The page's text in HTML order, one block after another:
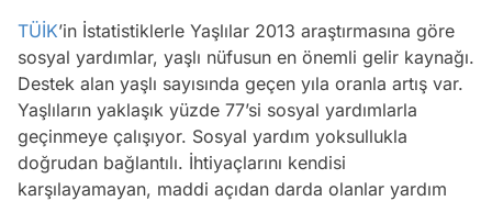
TÜİK’in İstatistiklerle Yaşlılar 2013 araştırmasına göre
sosyal yardımlar, yaşlı nüfusun en önemli gelir kaynağı.
Destek alan yaşlı sayısında geçen yıla oranla artış var.
Yaşlıların yaklaşık yüzde 77’si sosyal yardımlarla
geçinmeye çalışıyor. Sosyal yardım yoksullukla
doğrudan bağlantılı. İhtiyaçlarını kendisi
karşılayamayan, maddi açıdan darda olanlar yardım